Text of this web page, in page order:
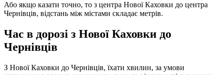
Або якщо казати точно, то з центра Нової Каховки до центра
Чернівців, відстань між містами складає метрів.
Час в дорозі з Нової Каховки до
Чернівців
З Нової Каховки до Чернівців, їхати хвилин, за умови